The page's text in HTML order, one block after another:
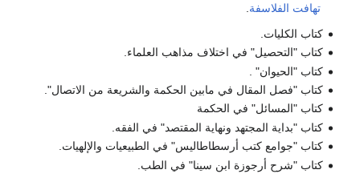
تهافت الفلاسفة
كتاب الكليات.
كتاب "التحصيل" في اختلاف مذاهب العلماء.
كتاب "الحيوان" .
كتاب "فصل المقال في مابين الحكمة والشريعة من الاتصال".
كتاب "المسائل" في الحكمة
كتاب "بداية المجتهد ونهاية المقتصد" في الفقه.
كتاب "جوامع كتب أرسطاطاليس" في الطبيعيات والإلهيات.
كتاب "شرح أرجوزة ابن سينا" في الطب.‏